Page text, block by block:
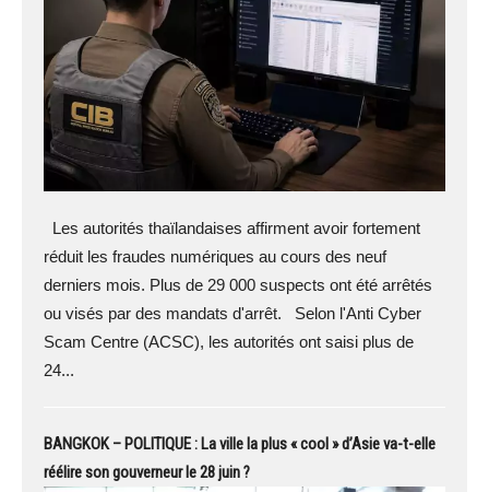
Les autorités thaïlandaises affirment avoir fortement
réduit les fraudes numériques au cours des neuf
derniers mois. Plus de 29 000 suspects ont été arrêtés
ou visés par des mandats d'arrêt. Selon l'Anti Cyber
Scam Centre (ACSC), les autorités ont saisi plus de
24...
BANGKOK – POLITIQUE : La ville la plus « cool » d’Asie va-t-elle
réélire son gouverneur le 28 juin ?